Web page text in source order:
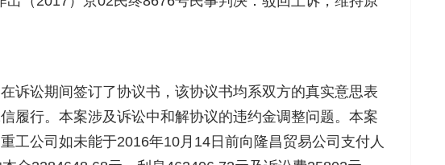
讼期间签订了协议书，该协议书均系双方的真实意思表
履行。本案涉及诉讼中和解协议的违约金调整问题。本案
工公司如未能于2016年10月14日前向隆昌贸易公司支付人